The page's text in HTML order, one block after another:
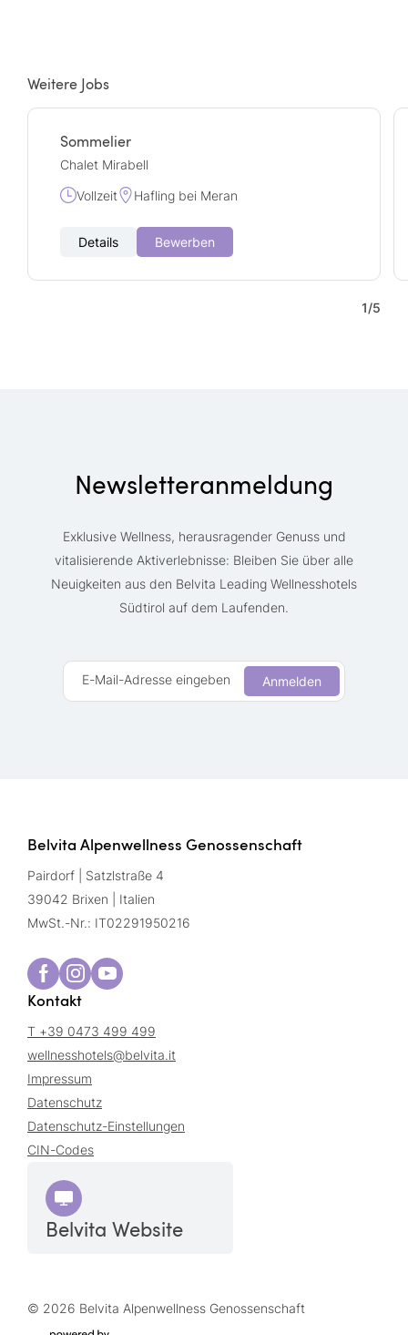
Weitere Jobs
Sommelier
Chalet Mirabell
Vollzeit
Hafling bei Meran
Details Bewerben
1/5
Newsletteranmeldung
Exklusive Wellness, herausragender Genuss und
vitalisierende Aktiverlebnisse: Bleiben Sie über alle
Neuigkeiten aus den Belvita Leading Wellnesshotels
Südtirol auf dem Laufenden.
E-Mail-Adresse eingeben Anmelden
Belvita Alpenwellness Genossenschaft
Pairdorf | Satzlstraße 4
39042 Brixen | Italien
MwSt.-Nr.: IT02291950216
Kontakt
T +39 0473 499 499
wellnesshotels@belvita.it
Impressum
Datenschutz
Datenschutz-Einstellungen
CIN-Codes
Belvita Website
© 2026 Belvita Alpenwellness Genossenschaft